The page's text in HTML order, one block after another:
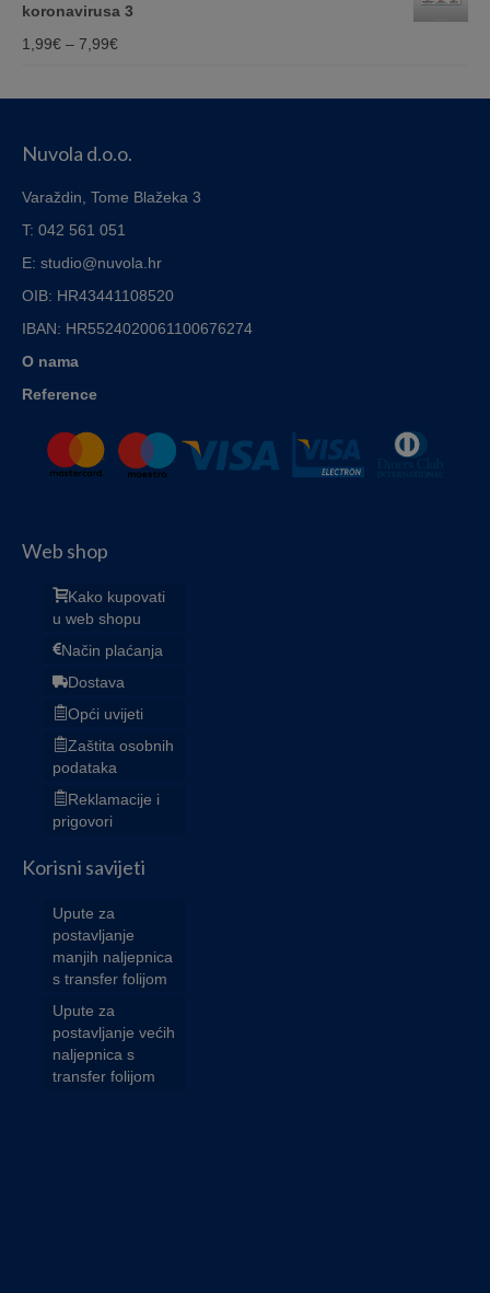
koronavirusa 3
1,99€ – 7,99€Price
Nuvola d.o.o.
Varaždin, Tome Blažeka 3
T: 042 561 051
E: studio@nuvola.hr
OIB: HR43441108520
IBAN: HR5524020061100676274
O nama
Reference
Web shop
Kako kupovati
u web shopu
Način plaćanja
Dostava
Opći uvijeti
Zaštita osobnih
podataka
Reklamacije i
prigovori
Korisni savijeti
Upute za
postavljanje
manjih naljepnica
s transfer folijom
Upute za
postavljanje većih
naljepnica s
transfer folijom